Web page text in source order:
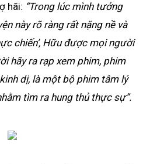
hãi: “Trong lúc mình tưởng
này rõ ràng rất nặng nề và
chiến’, Hữu được mọi người
hãy ra rạp xem phim, phim
dị, là một bộ phim tâm lý
tìm ra hung thủ thực sự”.